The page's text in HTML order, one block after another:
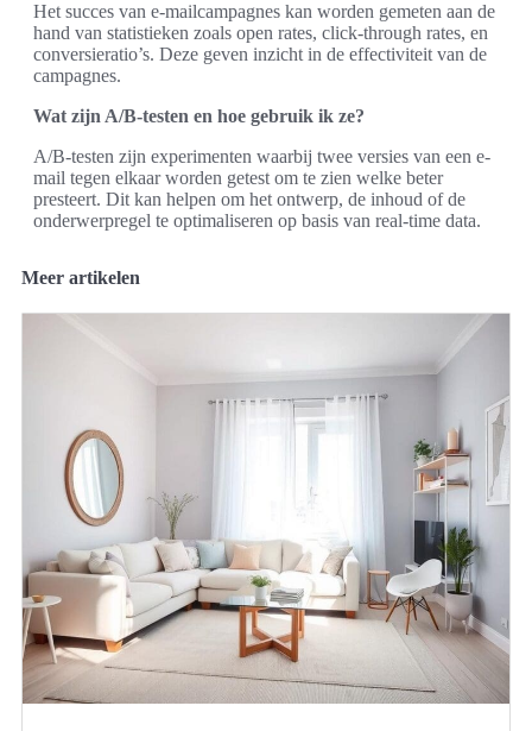
Het succes van e-mailcampagnes kan worden gemeten aan de
hand van statistieken zoals open rates, click-through rates, en
conversieratio’s. Deze geven inzicht in de effectiviteit van de
campagnes.
Wat zijn A/B-testen en hoe gebruik ik ze?
A/B-testen zijn experimenten waarbij twee versies van een e-
mail tegen elkaar worden getest om te zien welke beter
presteert. Dit kan helpen om het ontwerp, de inhoud of de
onderwerpregel te optimaliseren op basis van real-time data.
Meer artikelen